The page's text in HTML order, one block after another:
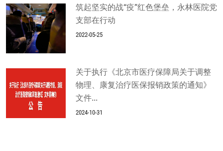
筑起坚实的战“疫”红色堡垒，永林医院党
支部在行动
2022-05-25
关于执行《北京市医疗保障局关于调整
物理、康复治疗医保报销政策的通知》
文件...
2024-10-31